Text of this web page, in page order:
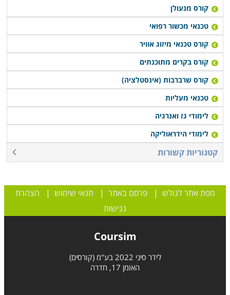
קורס מנעולן
טכנאי מכשור רפואי
קורס טכנאי מיזוג אוויר
קורס בקרים מתוכנתים
קורס שרברבות (אינסטלציה)
טכנאי מעליות
לימודי גז ואנרגיה
לימודי הידראוליקה
קטגוריות קשורות
מפת אתר לגולש |פרסם באתר | תנאי שימוש | הצהרת
נגישות
Coursim
לידר סיני 2022 בע"מ (קורסים)
האומן 17, חדרה